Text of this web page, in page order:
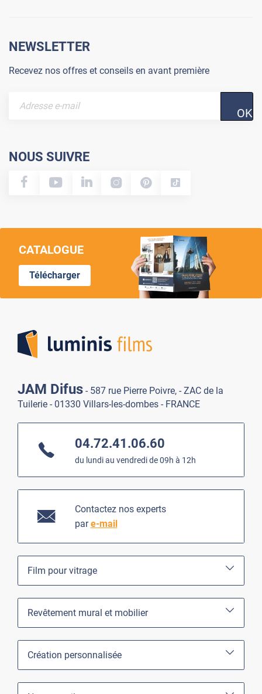
NEWSLETTER
Recevez nos offres et conseils en avant première
OK
NOUS SUIVRE
CATALOGUE
Télécharger
JAM Difus - 587 rue Pierre Poivre, - ZAC de la
Tuilerie - 01330 Villars-les-dombes - FRANCE
04.72.41.06.60
du lundi au vendredi de 09h à 12h
Contactez nos experts
pare-mail
Film pour vitrage
Revêtement mural et mobilier
Création personnalisée